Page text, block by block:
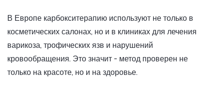
В Европе карбокситерапию используют не только в
косметических салонах, но и в клиниках для лечения
варикоза, трофических язв и нарушений
кровообращения. Это значит - метод проверен не
только на красоте, но и на здоровье.